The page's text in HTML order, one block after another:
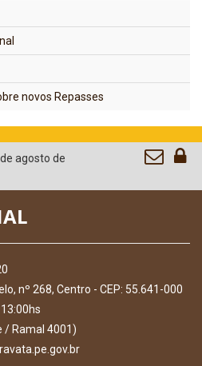
novos Repasses
agosto de
nº 268, Centro - CEP: 55.641-000
/ Ramal 4001)